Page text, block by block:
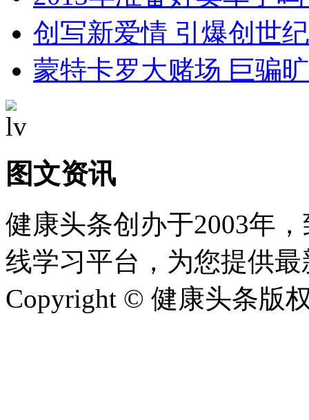
创写新爱情 引爆创世
蒙特卡罗大赌场 巨骗
图文资讯
健康头条创办于2003年
线学习平台，为您提供
Copyright © 健康头条版